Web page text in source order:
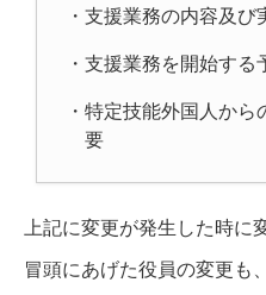
・支援業務の内容及び
・支援業務を開始する
・特定技能外国人か
要
上記に変更が発生した時に
冒頭にあげた役員の変更も